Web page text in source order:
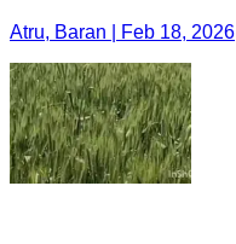
Atru, Baran | Feb 18, 2026